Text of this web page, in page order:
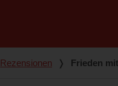
Rezensionen ❭ Frieden